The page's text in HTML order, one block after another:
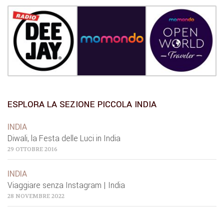
ESPLORA LA SEZIONE PICCOLA INDIA
INDIA
Diwali, la Festa delle Luci in India
29 OTTOBRE 2016
INDIA
Viaggiare senza Instagram | India
28 NOVEMBRE 2022